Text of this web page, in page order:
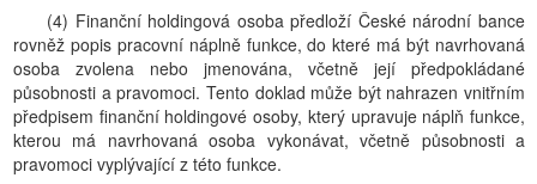
(4) Finanční holdingová osoba předloží České národní bance
rovněž popis pracovní náplně funkce, do které má být navrhovaná
osoba zvolena nebo jmenována, včetně její předpokládané
působnosti a pravomoci. Tento doklad může být nahrazen vnitřním
předpisem finanční holdingové osoby, který upravuje náplň funkce,
kterou má navrhovaná osoba vykonávat, včetně působnosti a
pravomoci vyplývající z této funkce.